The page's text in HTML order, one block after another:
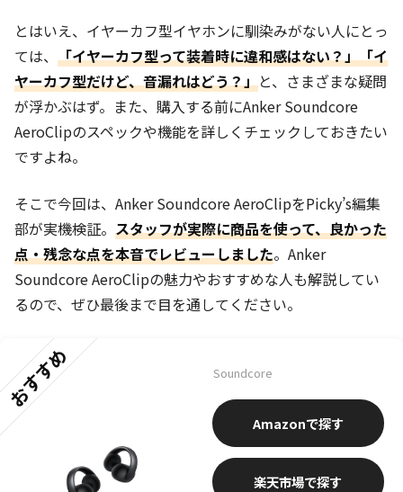
とはいえ、イヤーカフ型イヤホンに馴染みがない人にとっ
ては、 「イヤーカフ型って装着時に違和感はない？」「イ
ヤーカフ型だけど、音漏れはどう？」と、さまざまな疑問
が浮かぶはず。また、購入する前にAnker Soundcore
AeroClipのスペックや機能を詳しくチェックしておきたい
ですよね。
そこで今回は、Anker Soundcore AeroClipをPicky’s編集
部が実機検証。 スタッフが実際に商品を使って、良かった
点・残念な点を本音でレビューしました。Anker
Soundcore AeroClipの魅力やおすすめな人も解説してい
るので、ぜひ最後まで目を通してください。
おすすめ Soundcore
楽天市場
Amazon